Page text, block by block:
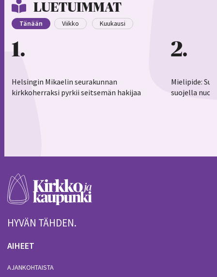
LUETUIMMAT
Tänään Viikko Kuukausi
1
Helsingin Mikaelin seurakunnan
kirkkoherraksi pyrkii seitsemän hakijaa
2
Mielipide:
suojella
HYVÄN TÄHDEN.
AIHEET
AJANKOHTAISTA